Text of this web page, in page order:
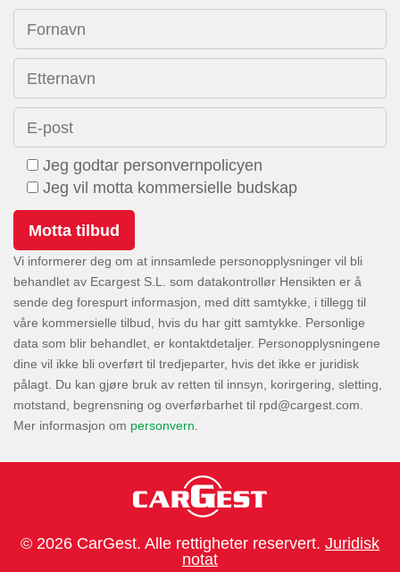
Fornavn
Etternavn
E-post
Jeg godtar personvernpolicyen
Jeg vil motta kommersielle budskap
Vi informerer deg om at innsamlede personopplysninger vil bli
behandlet av Ecargest S.L. som datakontrollør Hensikten er å
sende deg forespurt informasjon, med ditt samtykke, i tillegg til
våre kommersielle tilbud, hvis du har gitt samtykke. Personlige
data som blir behandlet, er kontaktdetaljer. Personopplysningene
dine vil ikke bli overført til tredjeparter, hvis det ikke er juridisk
pålagt. Du kan gjøre bruk av retten til innsyn, korirgering, sletting,
motstand, begrensning og overførbarhet til
Mer informasjon om personvern
© 2026 CarGest. Alle rettigheter reservert. Juridisk
notat